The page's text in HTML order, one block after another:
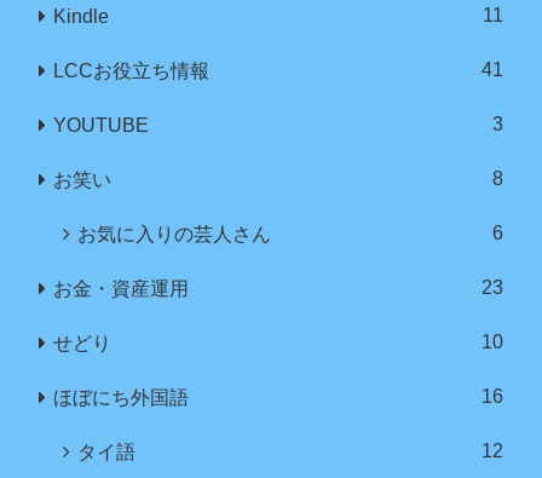
Kindle 11
LCCお役立ち情報 41
YOUTUBE 3
お笑い 8
お気に入りの芸人さん 6
お金・資産運用 23
せどり 10
ほぼにち外国語 16
タイ語 12